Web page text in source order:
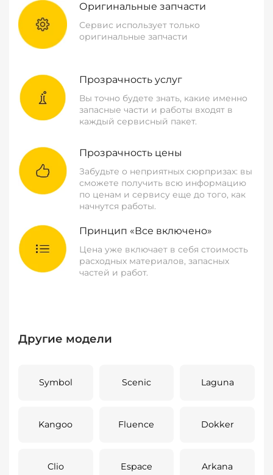
Оригинальные запчасти
Сервис использует только
оригинальные запчасти
Прозрачность услуг
Вы точно будете знать, какие именно
запасные части и работы входят в
каждый сервисный пакет.
Прозрачность цены
Забудьте о неприятных сюрпризах: вы
сможете получить всю информацию
по ценам и сервису еще до того, как
начнутся работы.
Принцип «Все включено»
Цена уже включает в себя стоимость
расходных материалов, запасных
частей и работ.
Другие модели
Symbol Scenic Laguna
Kangoo Fluence Dokker
Clio Espace Arkana